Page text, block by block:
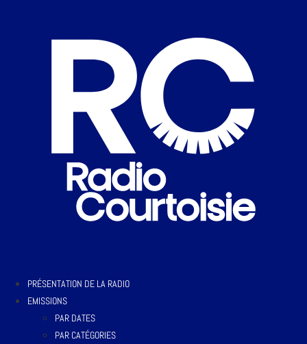
PRÉSENTATION DE LA RADIO
EMISSIONS
PAR DATES
PAR CATÉGORIES